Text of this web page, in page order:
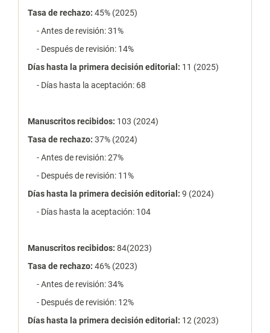
Tasa de rechazo: 45% (2025)
- Antes de revisión: 31%
- Después de revisión: 14%
Días hasta la primera decisión editorial: 11 (2025)
- Días hasta la aceptación: 68
Manuscritos recibidos: 103 (2024)
Tasa de rechazo: 37% (2024)
- Antes de revisión: 27%
- Después de revisión: 11%
Días hasta la primera decisión editorial: 9 (2024)
- Días hasta la aceptación: 104
Manuscritos recibidos: 84(2023)
Tasa de rechazo: 46% (2023)
- Antes de revisión: 34%
- Después de revisión: 12%
Días hasta la primera decisión editorial: 12 (2023)